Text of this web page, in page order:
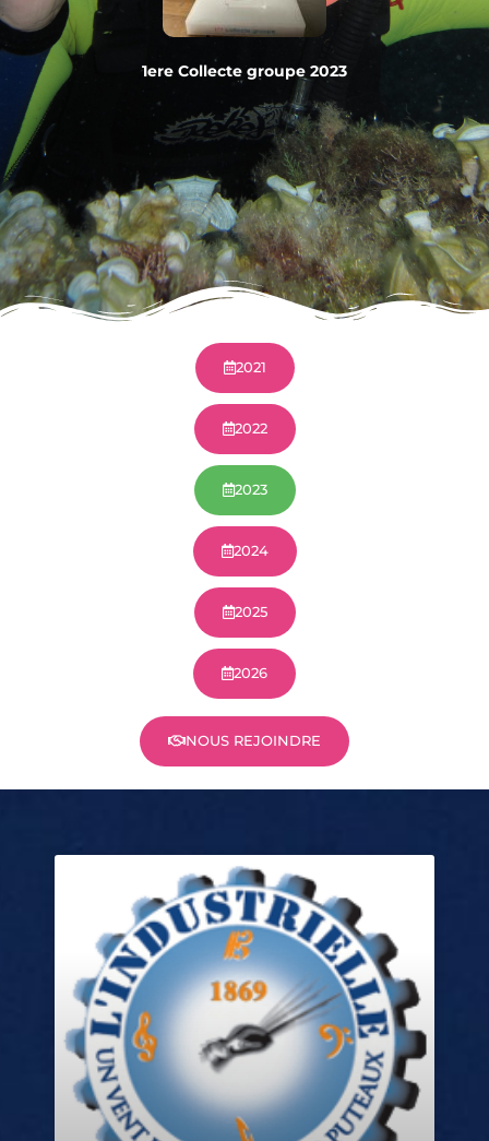
1ere Collecte groupe 2023
2021
2022
2023
2024
2025
2026
NOUS REJOINDRE